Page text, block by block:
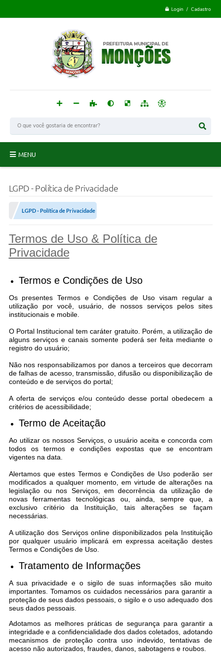
Login / Cadastro
MENU
Publicações
COVID-19
Ouvidoria
Principal
NOVOS CEPS
VTN - Valor da Terra Nua
Meio Ambiente Município VerdeAzul
Nota Fiscal Eletrônia Nfseweb
Tribunal de Contas TCESP
Concursos Públicos
Horários Médicos e Odontológicos
Plano Municipal de Educação
Regime Jurídico
Horários da Piscina Aquecida
Galeria de Fotos
Obras
Turismo
Carta de Serviços
LGPD - Política de Privacidade
LGPD - Política de Privacidade
Termos de Uso & Política de
Privacidade
Termos e Condições de Uso
Os presentes Termos e Condições de Uso visam regular a
utilização por você, usuário, de nossos serviços pelos sites
institucionais e mobile.
O Portal Institucional tem caráter gratuito. Porém, a utilização de
alguns serviços e canais somente poderá ser feita mediante o
registro do usuário;
Não nos responsabilizamos por danos a terceiros que decorram
de falhas de acesso, transmissão, difusão ou disponibilização de
conteúdo e de serviços do portal;
A oferta de serviços e/ou conteúdo desse portal obedecem a
critérios de acessibilidade;
Termo de Aceitação
Ao utilizar os nossos Serviços, o usuário aceita e concorda com
todos os termos e condições expostas que se encontram
vigentes na data.
Alertamos que estes Termos e Condições de Uso poderão ser
modificados a qualquer momento, em virtude de alterações na
legislação ou nos Serviços, em decorrência da utilização de
novas ferramentas tecnológicas ou, ainda, sempre que, a
exclusivo critério da Instituição, tais alterações se façam
necessárias.
A utilização dos Serviços online disponibilizados pela Instituição
por qualquer usuário implicará em expressa aceitação destes
Termos e Condições de Uso.
Tratamento de Informações
A sua privacidade e o sigilo de suas informações são muito
importantes. Tomamos os cuidados necessários para garantir a
proteção de seus dados pessoais, o sigilo e o uso adequado dos
seus dados pessoais.
Adotamos as melhores práticas de segurança para garantir a
integridade e a confidencialidade dos dados coletados, adotando
mecanismos de proteção contra uso indevido, tentativas de
acesso não autorizados, fraudes, danos, sabotagens e roubos.